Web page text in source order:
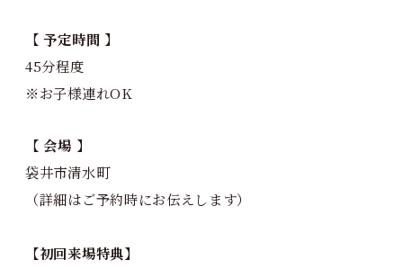
【 予定時間 】
45分程度
※お子様連れOK
【 会場 】
袋井市清水町
（詳細はご予約時にお伝えします）
【初回来場特典】